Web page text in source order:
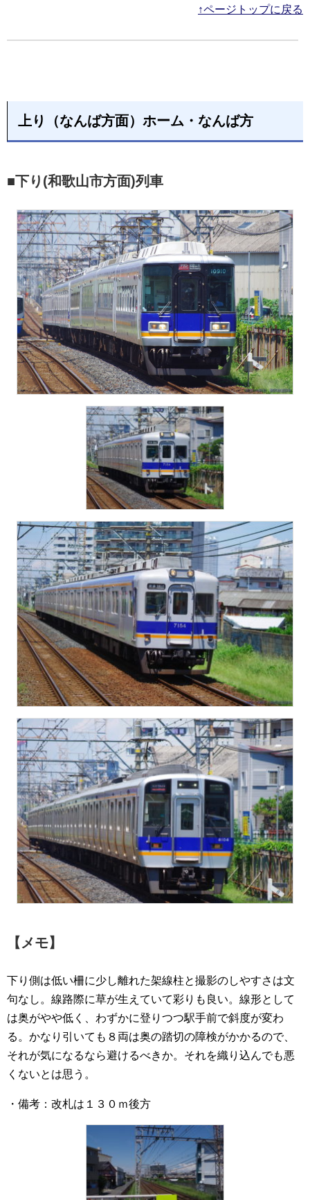
↑ページトップに戻る
上り（なんば方面）ホーム・なんば方
■下り(和歌山市方面)列車
【メモ】
下り側は低い柵に少し離れた架線柱と撮影のしやすさは文
句なし。線路際に草が生えていて彩りも良い。線形として
は奥がやや低く、わずかに登りつつ駅手前で斜度が変わ
る。かなり引いても８両は奥の踏切の障検がかかるので、
それが気になるなら避けるべきか。それを織り込んでも悪
くないとは思う。
・備考：改札は１３０ｍ後方